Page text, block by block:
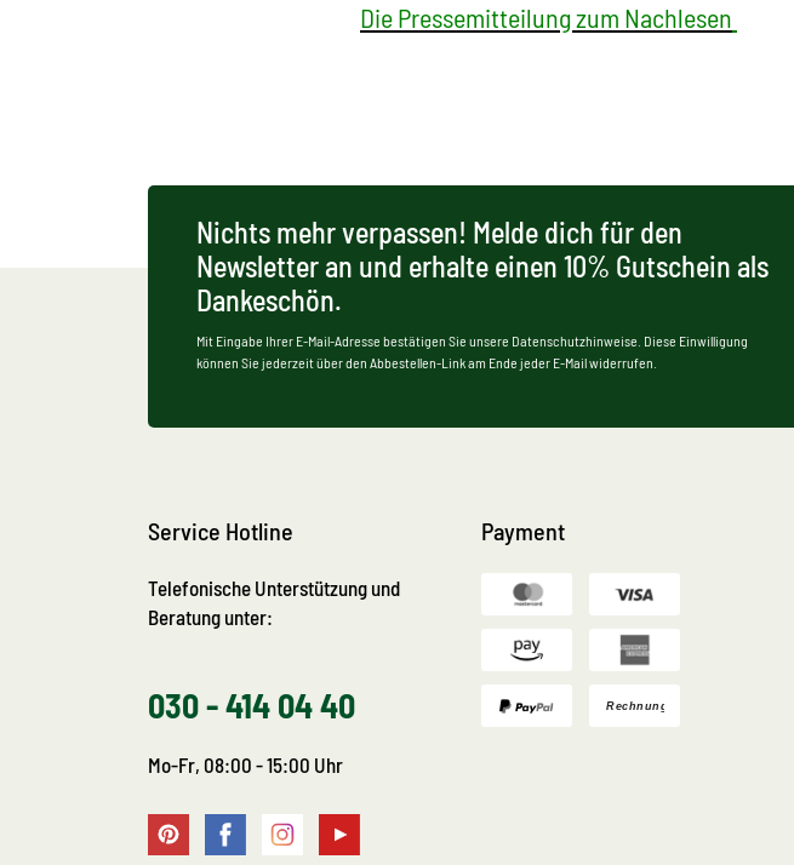
Die Pressemitteilung zum Nachlesen
Nichts mehr verpassen! Melde dich für den
Newsletter an und erhalte einen 10% Gutschein als
Dankeschön.
Mit Eingabe Ihrer E-Mail-Adresse bestätigen Sie unsere Datenschutzhinweise. Diese Einwilligung
können Sie jederzeit über den Abbestellen-Link am Ende jeder E-Mail widerrufen.
Service Hotline
Telefonische Unterstützung und
Beratung unter:
030 - 414 04 40
Mo-Fr, 08:00 - 15:00 Uhr
Payment